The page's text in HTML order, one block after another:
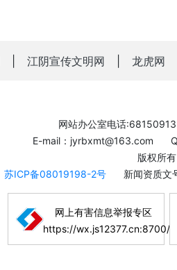
江阴宣传文明网 龙虎网
网站办公室电话:68150913
E-mail：jyrbxmt@163.com
版权所
苏ICP备08019198-2号
新闻资质
网上有害信息举报专区
https://wx.js12377.cn:8700/